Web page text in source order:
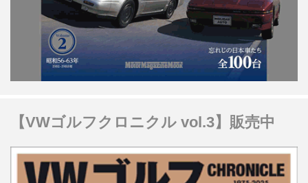
【VWゴルフクロニクル vol.3】販売中